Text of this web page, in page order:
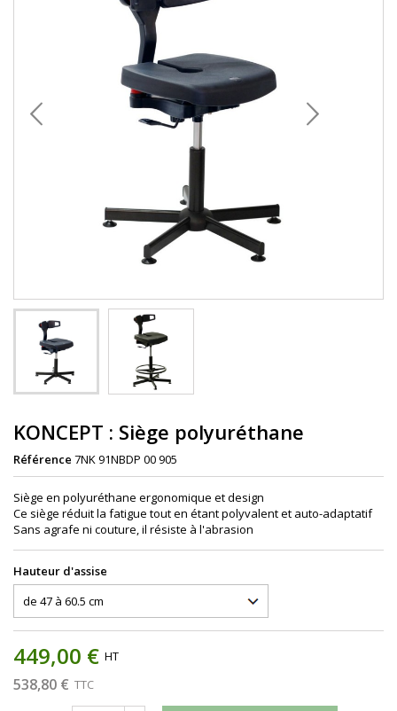
KONCEPT : Siège polyuréthane
Référence 7NK 91NBDP 00 905
Siège en polyuréthane ergonomique et design
Ce siège réduit la fatigue tout en étant polyvalent et auto-adaptatif
Sans agrafe ni couture, il résiste à l'abrasion
Hauteur d'assise
449,00 € HT
538,80 € TTC